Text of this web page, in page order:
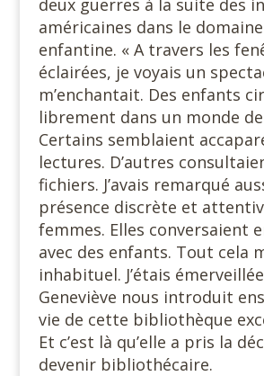
deux guerres à la suite des
américaines dans le
enfantine. « A travers les
éclairées, je voyais un
m’enchantait. Des enfants
librement dans un monde
Certains semblaient
lectures. D’autres
fichiers. J’avais remarqué
présence discrète et
femmes. Elles conversaient
avec des enfants. Tout cela
inhabituel. J’étais
Geneviève nous introduit
vie de cette bibliothèque
Et c’est là qu’elle a pris la
devenir bibliothécaire.